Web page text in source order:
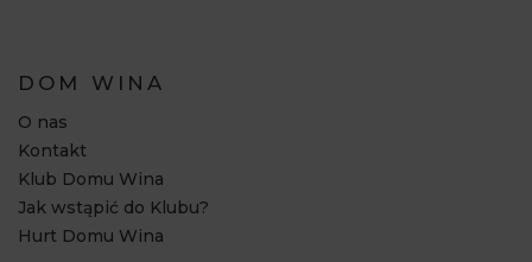
DOM WINA
O nas
Kontakt
Klub Domu Wina
Jak wstąpić do Klubu?
Hurt Domu Wina